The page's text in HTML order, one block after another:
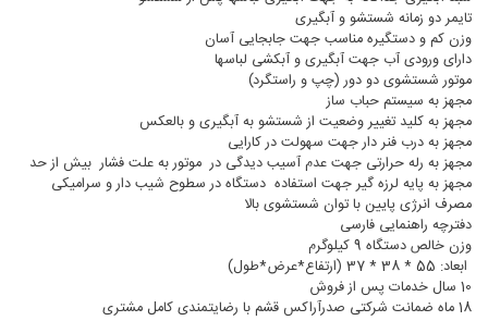
تایمر دو زمانه شستشو و آبگیری
وزن کم و دستگیره مناسب جهت جابجایی آسان
دارای ورودی آب جهت آبگیری و آبکشی لباسها
موتور شستشوی دو دور (چپ و راستگرد)
مجهز به سیستم حباب ساز
مجهز به کلید تغییر وضعیت از شستشو به آبگیری و بالعکس
مجهز به درب فنر دار جهت سهولت در کارایی
مجهز به رله حرارتی جهت عدم آسیب دیدگی در موتور به علت فشار بیش از حد
مجهز به پایه لرزه گیر جهت استفاده دستگاه در سطوح شیب دار و سرامیکی
مصرف انرژی پایین با توان شستشوی بالا
دفترچه راهنمایی فارسی
وزن خالص دستگاه 9 کیلوگرم
ابعاد: 55 * 38 * 37 (ارتفاع*عرض*طول)
10 سال خدمات پس از فروش
18 ماه ضمانت شرکتی صدرآراکس قشم با رضایتمندی کامل مشتری